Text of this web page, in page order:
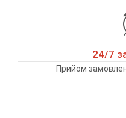
24/7
Прийом